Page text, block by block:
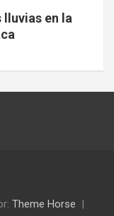
lluvias en la
Theme Horse